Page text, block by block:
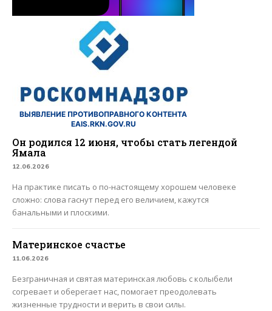
ВЫЯВЛЕНИЕ ПРОТИВОПРАВНОГО КОНТЕНТА
EAIS.RKN.GOV.RU
Он родился 12 июня, чтобы стать легендой
Ямала
12.06.2026
На практике писать о по-настоящему хорошем человеке
сложно: слова гаснут перед его величием, кажутся
банальными и плоскими.
Материнское счастье
11.06.2026
Безграничная и святая материнская любовь с колыбели
согревает и оберегает нас, помогает преодолевать
жизненные трудности и верить в свои силы.